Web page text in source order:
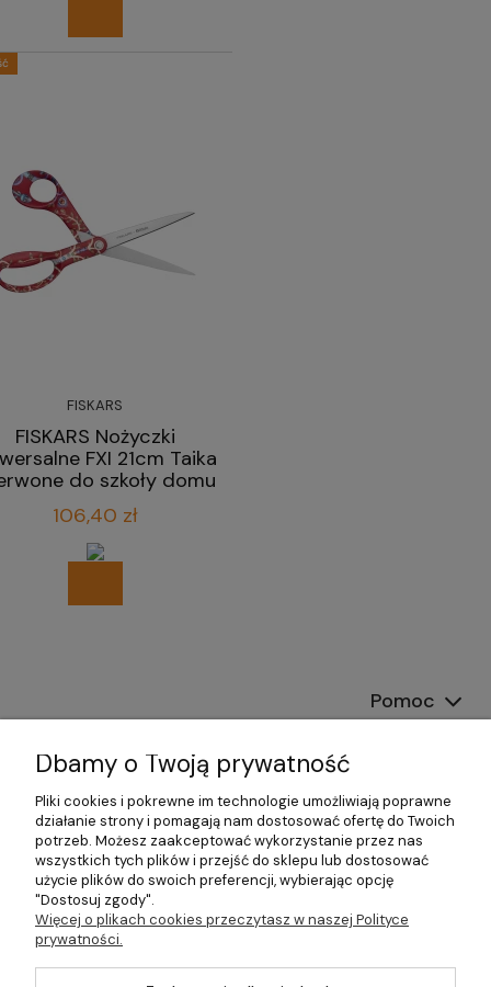
FISKARS
FISKARS Nożyczki
FXI 21cm Taika
do szkoły domu
106,40 zł
Pomoc
Moje konto
Gwarancja i zwroty
O firmie
Dbamy o Twoją prywatność
Pliki cookies i pokrewne im technologie umożliwiają poprawne
działanie strony i pomagają nam dostosować ofertę do Twoich
potrzeb. Możesz zaakceptować wykorzystanie przez nas
wszystkich tych plików i przejść do sklepu lub dostosować
użycie plików do swoich preferencji, wybierając opcję
"Dostosuj zgody".
Więcej o plikach cookies przeczytasz w naszej Polityce
prywatności.